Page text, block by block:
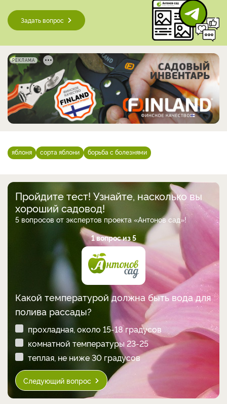
Задать вопрос
РЕКЛАМА
яблоня сорта яблони борьба с болезнями
Пройдите тест! Узнайте, насколько вы
хороший садовод!
5 вопросов от экспертов проекта «Антонов сад»!
1 вопрос из 5
Какой температурой должна быть вода для
полива рассады?
прохладная, около 15-18 градусов
комнатной температуры 23-25
теплая, не ниже 30 градусов
Следующий вопрос